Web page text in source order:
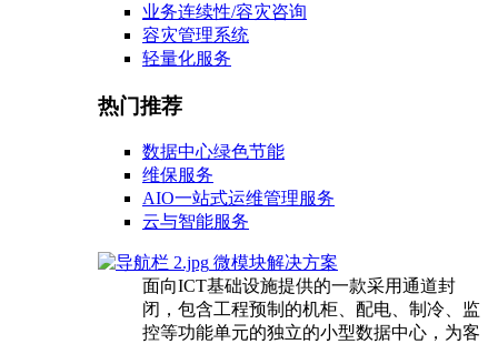
业务连续性/容灾咨询
容灾管理系统
轻量化服务
热门推荐
数据中心绿色节能
维保服务
AIO一站式运维管理服务
云与智能服务
微模块解决方案
面向ICT基础设施提供的一款采用通道封
闭，包含工程预制的机柜、配电、制冷、监
控等功能单元的独立的小型数据中心，为客